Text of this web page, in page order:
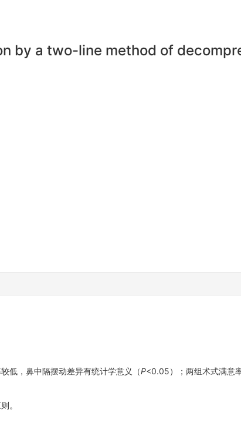
by a two-line method of
低，鼻中隔摆动差异有统计学意义（P<0.05）；两组术式满意
。